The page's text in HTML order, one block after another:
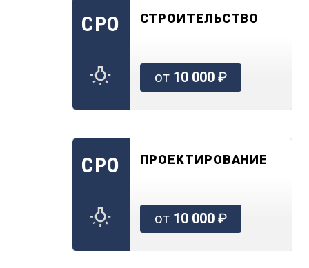
СРО СТРОИТЕЛЬСТВО
от 10 000₽
СРО ПРОЕКТИРОВАНИЕ
от 10 000₽